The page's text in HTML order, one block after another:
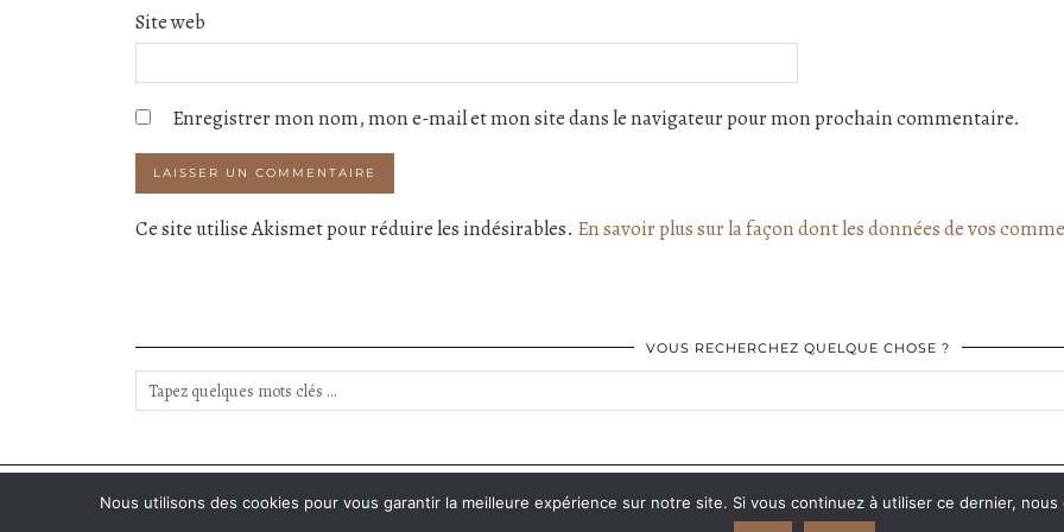
Site web
Enregistrer mon nom, mon e-mail et mon site dans le navigateur pour mon prochain commentaire.
Ce site utilise Akismet pour réduire les indésirables. En savoir plus sur la façon dont les données de vos
VOUS RECHERCHEZ QUELQUE CHOSE ?
INSTAGRAM | 2313 FACEBOOK | 575
Nous utilisons des cookies pour vous garantir la meilleure expérience sur notre site. Si vous continuez à utiliser ce dernier,